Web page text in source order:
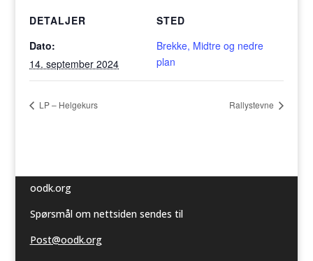
DETALJER
Dato:
14. september 2024
STED
Brekke, Midtre og nedre
plan
LP – Helgekurs Rallystevne
oodk.org
Spørsmål om nettsiden sendes til
Post@oodk.org